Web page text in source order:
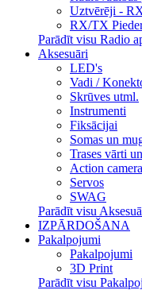
Uztvērēji -
RX/TX
Parādīt visu Radio
Aksesuāri
LED's
Vadi /
Skrūves utml.
Instrumenti
Fiksācijai
Somas un
Trases vārti
Action
Servos
SWAG
Parādīt visu
IZPĀRDOŠANA
Pakalpojumi
Pakalpojumi
3D Print
Parādīt visu